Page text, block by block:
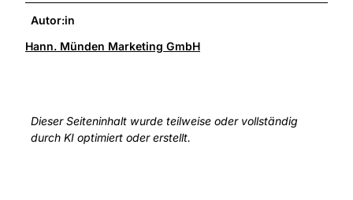
Autor:in
Hann. Münden Marketing GmbH
Dieser Seiteninhalt wurde teilweise oder vollständig
durch KI optimiert oder erstellt.